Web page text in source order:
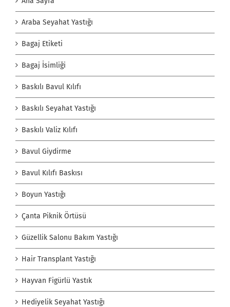
Araba Seyahat Yastığı
Bagaj Etiketi
Bagaj İsimliği
Baskılı Bavul Kılıfı
Baskılı Seyahat Yastığı
Baskılı Valiz Kılıfı
Bavul Giydirme
Bavul Kılıfı Baskısı
Boyun Yastığı
Çanta Piknik Örtüsü
Güzellik Salonu Bakım Yastığı
Hair Transplant Yastığı
Hayvan Figürlü Yastık
Hediyelik Seyahat Yastığı